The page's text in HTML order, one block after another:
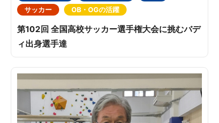
サッカー
OB・OGの活躍
第102回 全国高校サッカー選手権大会に挑むバデ
ィ出身選手達